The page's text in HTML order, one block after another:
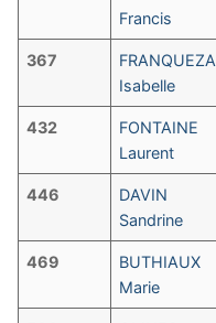
Francis
367
FRANQUEZA
Isabelle
432
FONTAINE
Laurent
446
DAVIN
Sandrine
469
BUTHIAUX
Marie